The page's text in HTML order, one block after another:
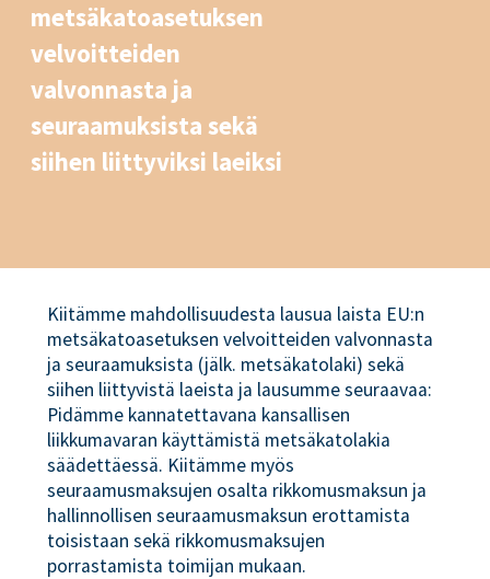
metsäkatoasetuksen
velvoitteiden
valvonnasta ja
seuraamuksista sekä
siihen liittyviksi laeiksi
Kiitämme mahdollisuudesta lausua laista EU:n
metsäkatoasetuksen velvoitteiden valvonnasta
ja seuraamuksista (jälk. metsäkatolaki) sekä
siihen liittyvistä laeista ja lausumme seuraavaa:
Pidämme kannatettavana kansallisen
liikkumavaran käyttämistä metsäkatolakia
säädettäessä. Kiitämme myös
seuraamusmaksujen osalta rikkomusmaksun ja
hallinnollisen seuraamusmaksun erottamista
toisistaan sekä rikkomusmaksujen
porrastamista toimijan mukaan.